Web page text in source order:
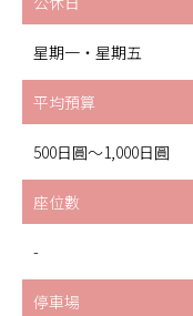
星期一・星期五
平均預算
500日圓〜1,000日圓
座位數
-
停車場